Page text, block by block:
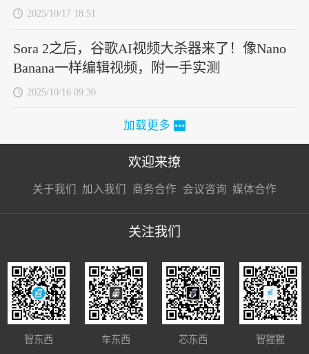
2025/10/17 18:51
Sora 2之后，谷歌AI视频大杀器来了！像Nano
Banana一样编辑视频，附一手实测
2025/10/16 09:30
加载更多
欢迎来撩
关于我们 加入我们
接扔简历
商务合作
接开聊
会议咨询 媒体合作
接开聊
关注我们
智东西 车东西 芯东西 智猩猩